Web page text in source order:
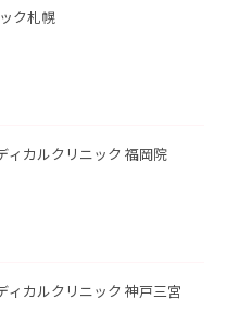
ク札幌
ィカルクリニック 福岡院
ィカルクリニック 神戸三宮